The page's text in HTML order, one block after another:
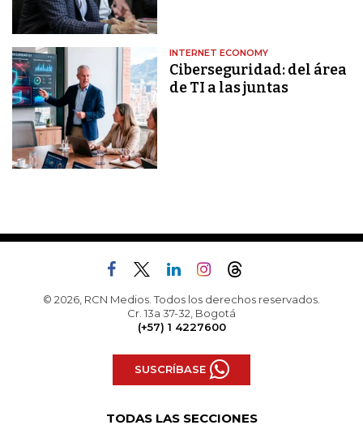
INTERNET ECONOMY
Ciberseguridad: del área
de TI a las juntas
© 2026, RCN Medios. Todos los derechos reservados.
Cr. 13a 37-32, Bogotá
(+57) 1 4227600
SUSCRÍBASE
TODAS LAS SECCIONES